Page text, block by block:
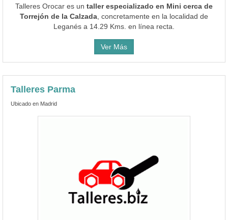
Talleres Orocar es un taller especializado en Mini cerca de
Torrejón de la Calzada , concretamente en la localidad de
Leganés a 14.29 Kms. en línea recta.
Ver Más
Talleres Parma
Ubicado en Madrid